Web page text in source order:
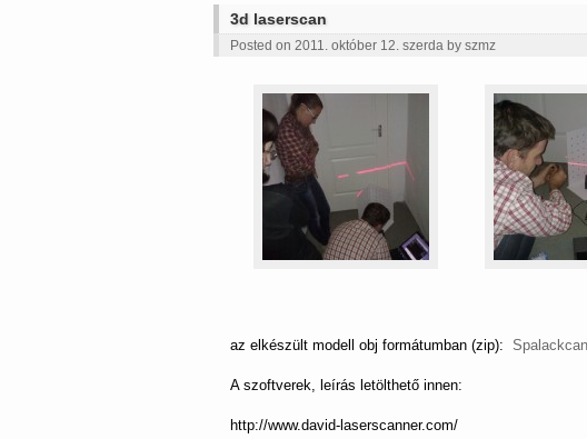
3d laserscan
Posted on 2011. október 12. szerda by szmz
az elkészült modell obj formátumban (zip): Spalackcan
A szoftverek, leírás letölthető innen:
http://www.david-laserscanner.com/